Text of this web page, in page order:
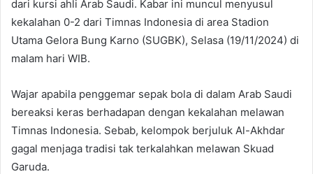
dari kursi ahli Arab Saudi. Kabar ini muncul menyusul
kekalahan 0-2 dari Timnas Indonesia di area Stadion
Utama Gelora Bung Karno (SUGBK), Selasa (19/11/2024) di
malam hari WIB.
Wajar apabila penggemar sepak bola di dalam Arab Saudi
bereaksi keras berhadapan dengan kekalahan melawan
Timnas Indonesia. Sebab, kelompok berjuluk Al-Akhdar
gagal menjaga tradisi tak terkalahkan melawan Skuad
Garuda.